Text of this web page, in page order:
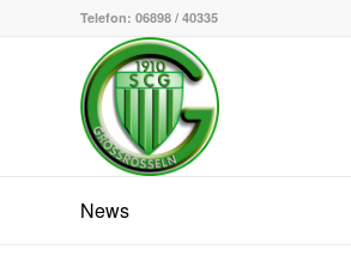
Telefon: 06898 / 40335
News